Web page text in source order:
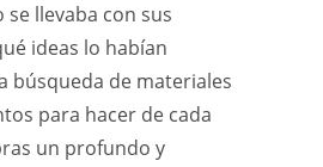
se llevaba con sus
ideas lo habían
búsqueda de materiales
para hacer de cada
un profundo y